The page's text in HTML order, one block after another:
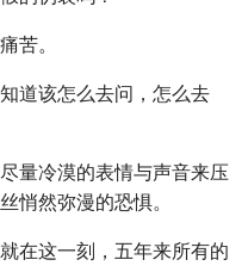
苦。
道该怎么去问，怎么去
量冷漠的表情与声音来压
悄然弥漫的恐惧。
在这一刻，五年来所有的